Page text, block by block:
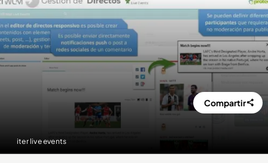
iter live events
Compartir